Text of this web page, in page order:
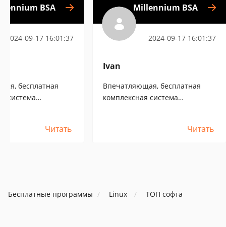
BSA
2024-09-17 16:01:37
бесплатная
система
Читать
Millennium BSA
2024-09-17 16:01:37
Ivan
Впечатляющая, бесплатная
комплексная система
Читать
Бесплатные программы Linux ТОП софта